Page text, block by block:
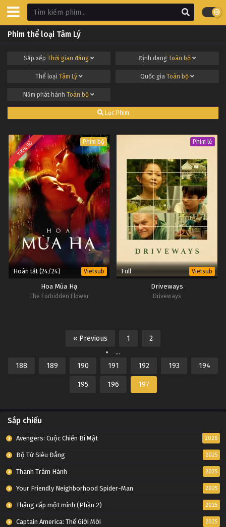
Phim thể loại Tâm Lý
Sắp xếp Thời gian đăng Định dạng Toàn bộ
Thể loại Tâm Lý Quốc gia Toàn bộ
Năm phát hành Toàn bộ
Lọc Phim
TRỌN BỘ Phim bộ
Hoàn tất (24/24) Vietsub
Hoa Mùa Hạ
The Forbidden Flower
Phim lẻ
Full Vietsub
Driveways
Driveways
« Previous 1
2
...
188
189 190 191 192 193 194
195 196 197
Sắp chiếu
Avengers: Cuộc Chiến Bí Mật 2026
Bộ Tứ Siêu Đẳng 2025
Thanh Trâm Hành 2025
Your Friendly Neighborhood Spider-Man 2025
Thăng cấp một mình (Phần 2) 2025
Captain America: Thế Giới Mới 2025